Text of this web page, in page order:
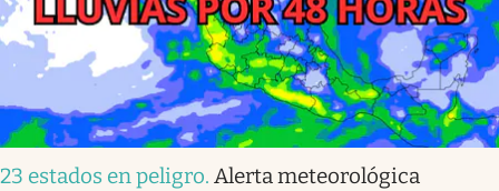
23 estados en peligro. Alerta meteorológica